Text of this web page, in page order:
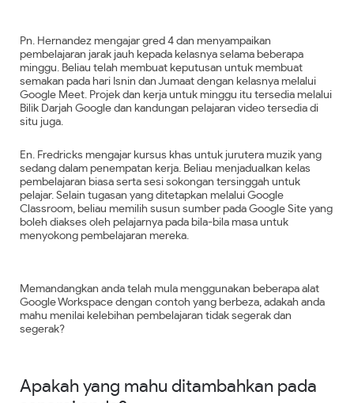
Pn. Hernandez mengajar gred 4 dan menyampaikan
pembelajaran jarak jauh kepada kelasnya selama beberapa
minggu. Beliau telah membuat keputusan untuk membuat
semakan pada hari Isnin dan Jumaat dengan kelasnya melalui
Google Meet. Projek dan kerja untuk minggu itu tersedia melalui
Bilik Darjah Google dan kandungan pelajaran video tersedia di
situ juga.
En. Fredricks mengajar kursus khas untuk jurutera muzik yang
sedang dalam penempatan kerja. Beliau menjadualkan kelas
pembelajaran biasa serta sesi sokongan tersinggah untuk
pelajar. Selain tugasan yang ditetapkan melalui Google
Classroom, beliau memilih susun sumber pada Google Site yang
boleh diakses oleh pelajarnya pada bila-bila masa untuk
menyokong pembelajaran mereka.
Memandangkan anda telah mula menggunakan beberapa alat
Google Workspace dengan contoh yang berbeza, adakah anda
mahu menilai kelebihan pembelajaran tidak segerak dan
segerak?
Apakah yang mahu ditambahkan pada